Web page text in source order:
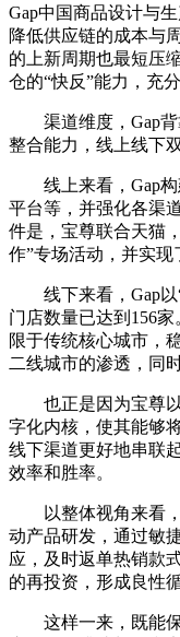
Gap中国商品设计与
降低供应链的成本与
的上新周期也最短压
仓的“快反”能力，充
渠道维度，Gap
整合能力，线上线下
线上来看，Gap
平台等，并强化各渠
件是，宝尊联合天猫
作”专场活动，并实现
线下来看，Gap
门店数量已达到156
限于传统核心城市，
二线城市的渗透，同
也正是因为宝尊
字化内核，使其能够
线下渠道更好地串联
效率和胜率。
以整体视角来看
动产品研发，通过敏
应，及时返单热销款
的再投资，形成良性循
这样一来，既能